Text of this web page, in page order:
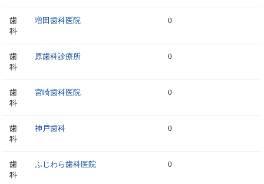
歯
科
増田歯科医院 0
歯
科
原歯科診療所 0
歯
科
宮崎歯科医院 0
歯
科
神戸歯科 0
歯
科
ふじわら歯科医院 0